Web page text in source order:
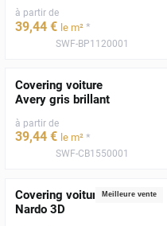
à partir de
39,44 € le m² *
SWF-BP1120001
Covering voiture
Avery gris brillant
à partir de
39,44 € le m² *
SWF-CB1550001
Meilleure vente
Covering voiture gris
Nardo 3D